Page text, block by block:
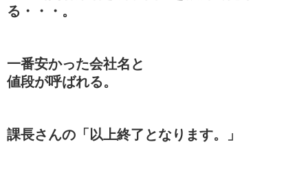
る・・・。
一番安かった会社名と
値段が呼ばれる。
課長さんの「以上終了となります。」